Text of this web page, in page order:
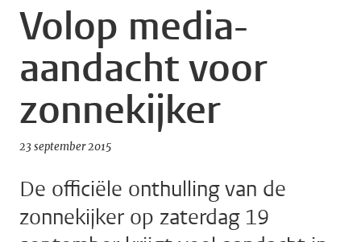
Volop media-
aandacht voor
zonnekijker
23 september 2015
De officiële onthulling van de
zonnekijker op zaterdag 19